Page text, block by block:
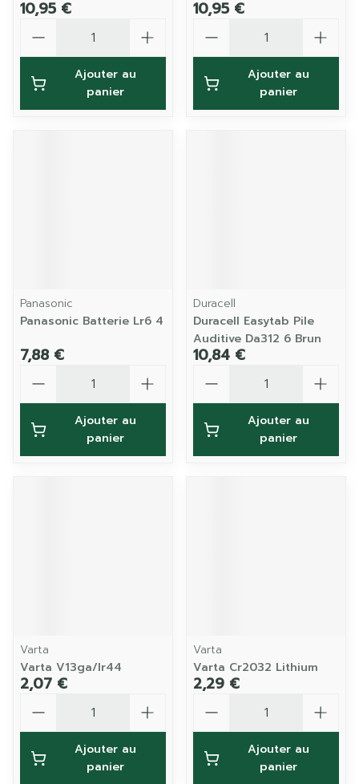
10,95 €
Ajouter au
panier
10,95 €
Ajouter au
panier
Panasonic
Panasonic Batterie Lr6 4
7,88 €
Ajouter au
panier
Duracell
Duracell Easytab Pile
Auditive Da312 6 Brun
10,84 €
Ajouter au
panier
Varta
Varta V13ga/lr44
2,07 €
Ajouter au
panier
Varta
Varta Cr2032 Lithium
2,29 €
Ajouter au
panier